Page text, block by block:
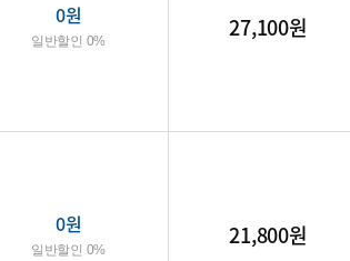
0원
일반할인 0% 27,100원
0원
일반할인 0% 21,800원